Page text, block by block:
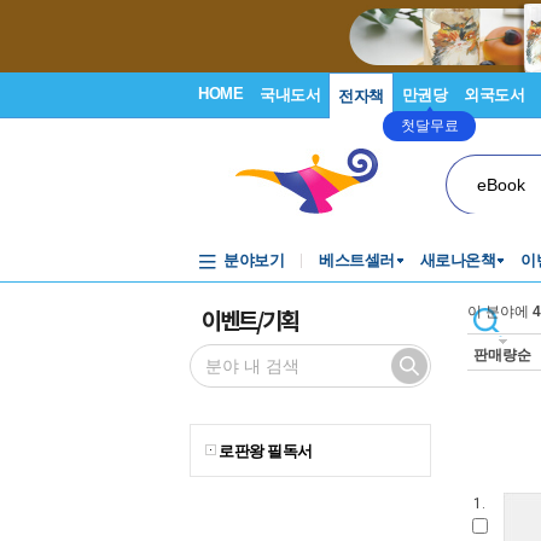
HOME 국내도서 전자책 만권당
첫달무료
외국도서
eBook
분야보기 베스트셀러 새로나온책 이
이벤트/기획
로판왕 필독서
이 분야에
판매량순
1.